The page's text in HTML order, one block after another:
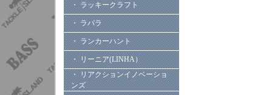
・ ラッキークラフト
・ ラパラ
・ ランカーハント
・ リーニア(LINHA）
・ リアクションイノベーショ
ンズ